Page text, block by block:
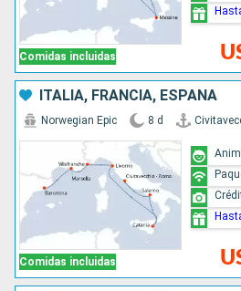
Comidas incluidas
ITALIA, FRANCIA, ESPAÑA
Comidas incluidas
Norwegian Epic 8 d